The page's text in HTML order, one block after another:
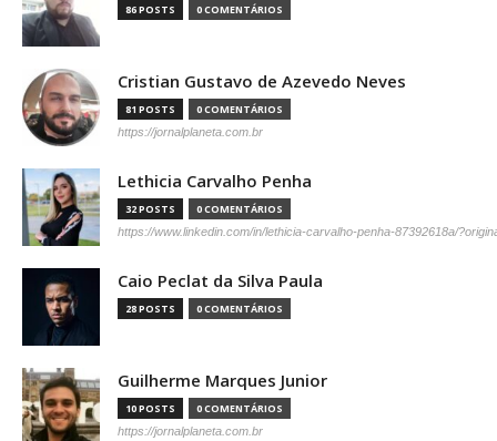
86 POSTS 0 COMENTÁRIOS
Cristian Gustavo de Azevedo Neves
81 POSTS 0 COMENTÁRIOS
https://jornalplaneta.com.br
Lethicia Carvalho Penha
32 POSTS 0 COMENTÁRIOS
https://www.linkedin.com/in/lethicia-carvalho-penha-87392618a/
Caio Peclat da Silva Paula
28 POSTS 0 COMENTÁRIOS
Guilherme Marques Junior
10 POSTS 0 COMENTÁRIOS
https://jornalplaneta.com.br